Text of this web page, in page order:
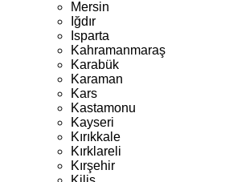
Mersin
Iğdır
Isparta
Kahramanmaraş
Karabük
Karaman
Kars
Kastamonu
Kayseri
Kırıkkale
Kırklareli
Kırşehir